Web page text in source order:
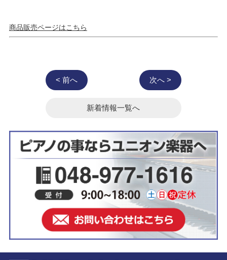
商品販売ページはこちら
< 前へ 次へ >
新着情報一覧へ